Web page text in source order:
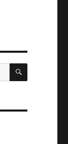
ПОИСК